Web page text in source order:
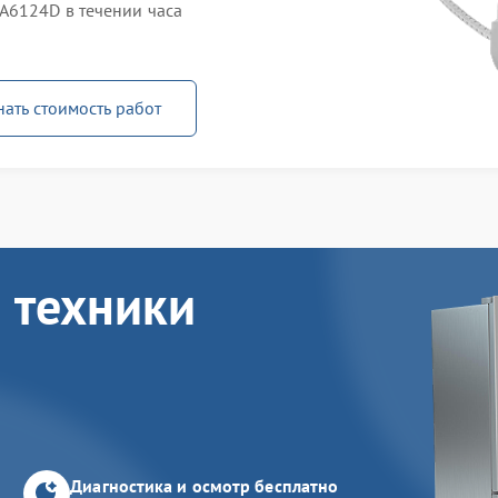
в течении часа
стоимость работ
Диагностика и осмотр бесплатно